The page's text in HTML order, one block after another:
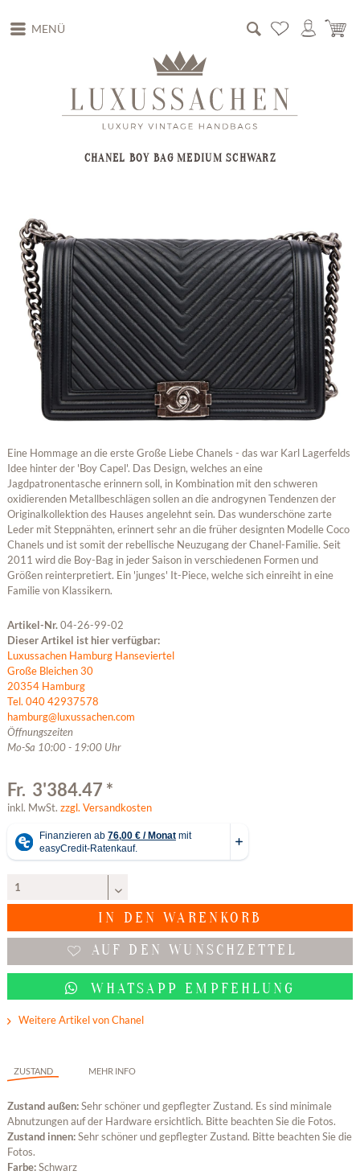
MENÜ
CHANEL BOY BAG MEDIUM SCHWARZ
Eine Hommage an die erste Große Liebe Chanels - das war Karl Lagerfelds
Idee hinter der 'Boy Capel'. Das Design, welches an eine
Jagdpatronentasche erinnern soll, in Kombination mit den schweren
oxidierenden Metallbeschlägen sollen an die androgynen Tendenzen der
Originalkollektion des Hauses angelehnt sein. Das wunderschöne zarte
Leder mit Steppnähten, erinnert sehr an die früher designten Modelle Coco
Chanels und ist somit der rebellische Neuzugang der Chanel-Familie. Seit
2011 wird die Boy-Bag in jeder Saison in verschiedenen Formen und
Größen reinterpretiert. Ein 'junges' It-Piece, welche sich einreiht in eine
Familie von Klassikern.
Artikel-Nr.04-26-99-02
Dieser Artikel ist hier verfügbar:
Luxussachen Hamburg Hanseviertel
Große Bleichen 30
20354 Hamburg
Tel. 040 42937578
hamburg@luxussachen.com
Öffnungszeiten
Mo-Sa 10:00 - 19:00 Uhr
Fr. 3'384.47 *
inkl. MwSt. zzgl. Versandkosten
IN DEN WARENKORB
AUF DEN WUNSCHZETTEL
WHATSAPP EMPFEHLUNG
Weitere Artikel von Chanel
ZUSTAND MEHR INFO
Zustand außen:Sehr schöner und gepflegter Zustand. Es sind minimale
Abnutzungen auf der Hardware ersichtlich. Bitte beachten Sie die Fotos.
Zustand innen:Sehr schöner und gepflegter Zustand. Bitte beachten Sie die
Fotos.
Farbe:Schwarz